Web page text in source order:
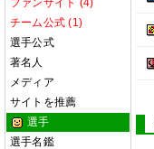
ファンサイト (4)
チーム公式 (1)
選手公式
著名人
メディア
サイトを推薦
選手
選手名鑑